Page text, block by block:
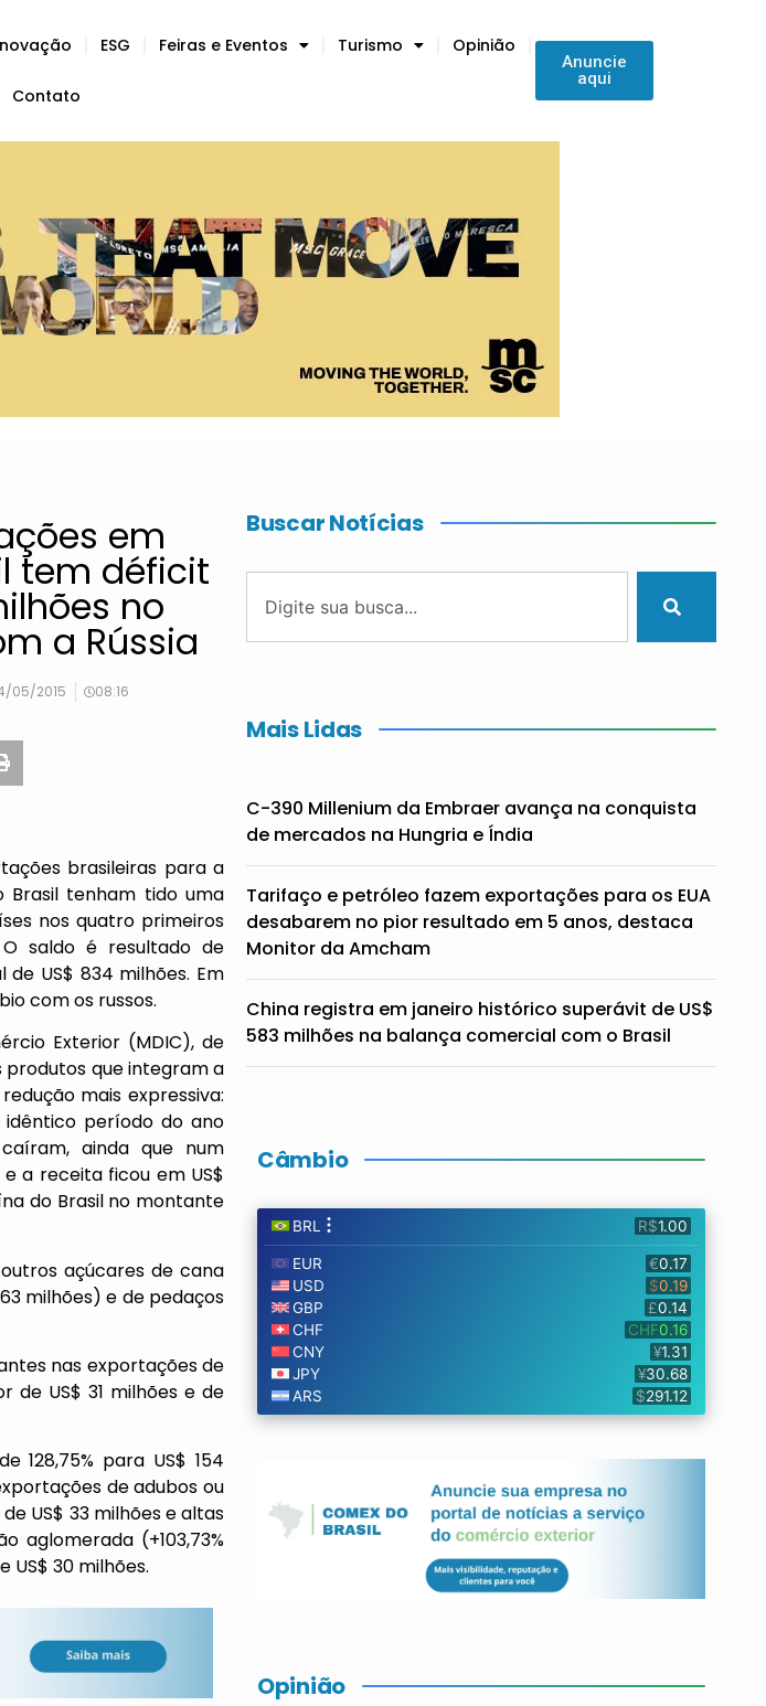
ESG Feiras e Eventos Turismo Opinião
Contato
Anuncie
aqui
em
tem déficit
no
a Rússia
05/2015 08:16
brasileiras para a
Brasil tenham tido uma
nos quatro primeiros
saldo é resultado de
US$ 834 milhões. Em
com os russos.
Exterior (MDIC), de
que integram a
mais expressiva:
idêntico período do ano
ainda que num
a receita ficou em US$
do Brasil no montante
açúcares de cana
milhões) e de pedaços
nas exportações de
de US$ 31 milhões e de
para US$ 154
de adubos ou
US$ 33 milhões e altas
aglomerada (+103,73%
US$ 30 milhões.
Buscar Notícias
Mais Lidas
C-390 Millenium da Embraer avança na conquista
de mercados na Hungria e Índia
Tarifaço e petróleo fazem exportações para os EUA
desabarem no pior resultado em 5 anos, destaca
Monitor da Amcham
China registra em janeiro histórico superávit de US$
583 milhões na balança comercial com o Brasil
Câmbio
Opinião